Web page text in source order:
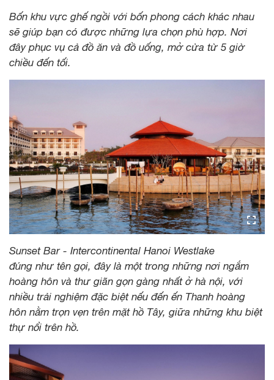
Bốn khu vực ghế ngồi với bốn phong cách khác nhau
sẽ giúp bạn có được những lựa chọn phù hợp. Nơi
đây phục vụ cả đồ ăn và đồ uống, mở cửa từ 5 giờ
chiều đến tối.
Sunset Bar - Intercontinental Hanoi Westlake
đúng như tên gọi, đây là một trong những nơi ngắm
hoàng hôn và thư giãn gọn gàng nhất ở hà nội, với
nhiều trải nghiệm đặc biệt nếu đến ến Thanh hoàng
hôn nằm trọn vẹn trên mặt hồ Tây, giữa những khu biệt
thự nổi trên hồ.